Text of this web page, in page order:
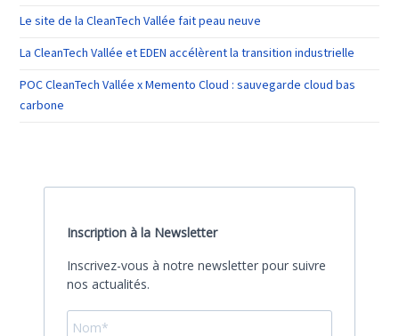
Le site de la CleanTech Vallée fait peau neuve
La CleanTech Vallée et EDEN accélèrent la transition industrielle
POC CleanTech Vallée x Memento Cloud : sauvegarde cloud bas
carbone
Inscription à la Newsletter
Inscrivez-vous à notre newsletter pour suivre
nos actualités.